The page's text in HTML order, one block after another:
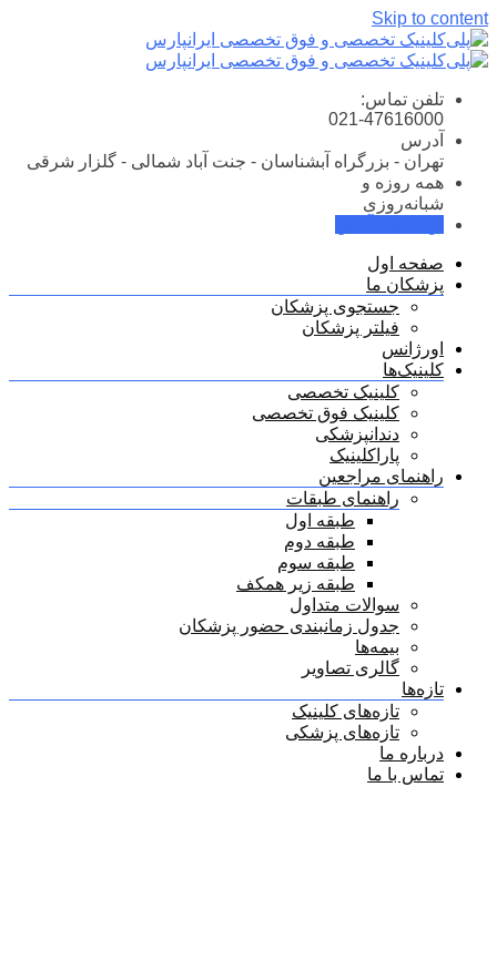
Skip to content
تلفن تماس:
021-47616000
آدرس
تهران - بزرگراه آبشناسان - جنت آباد شمالی - گلزار شرقی
همه روزه و
شبانه‌روزی
صفحه اول
پزشکان ما
جستجوی پزشکان
فیلتر پزشکان
اورژانس
کلینیک‌ها
کلینیک تخصصی
کلینیک فوق تخصصی
دندانپزشکی
پاراکلینیک
راهنمای مراجعین
راهنمای طبقات
طبقه اول
طبقه دوم
طبقه سوم
طبقه زیر همکف
سوالات متداول
جدول زمانبندی حضور پزشکان
بیمه‌ها
گالری تصاویر
تازه‌ها
تازه‌های کلینیک
تازه‌های پزشکی
درباره ما
تماس با ما